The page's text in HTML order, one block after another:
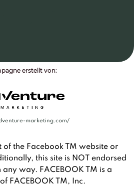
erstellt von:
marketing.com/
of the Facebook TM website or
this site is NOT endorsed
way. FACEBOOK TM is a
FACEBOOK TM, Inc.